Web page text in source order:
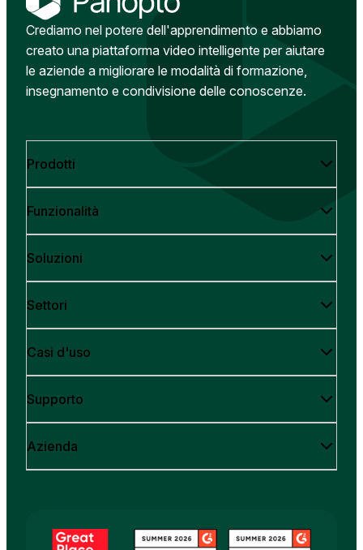
Crediamo nel potere dell'apprendimento e abbiamo
creato una piattaforma video intelligente per aiutare
le aziende a migliorare le modalità di formazione,
insegnamento e condivisione delle conoscenze.
Prodotti
Funzionalità
Soluzioni
Settori
Casi d'uso
Supporto
Azienda